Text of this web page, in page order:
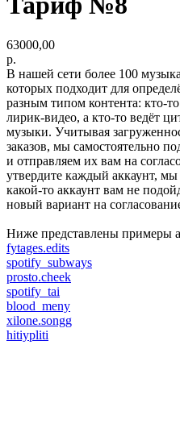
63000,00
р.
В нашей сети более 100
которых подходит для
разным типом контента: кто-
лирик-видео, а кто-то ведёт
музыки. Учитывая
заказов, мы самостоятельно
и отправляем их вам на
утвердите каждый аккаунт, мы
какой-то аккаунт вам не
новый вариант на
Ниже представлены примеры
fytages.edits
spotify_subways
prosto.cheek
spotify_tai
blood_meny
xilone.songg
hitiypliti